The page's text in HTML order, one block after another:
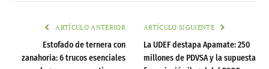
ARTÍCULO ANTERIOR
Estofado de ternera con
zanahoria: 6 trucos esenciales
ARTÍCULO SIGUIENTE
La UDEF destapa Apamate: 250
millones de PDVSA y la supuesta